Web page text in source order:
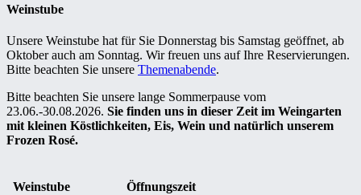
Weinstube
Unsere Weinstube hat für Sie Donnerstag bis Samstag geöffnet, ab
Oktober auch am Sonntag. Wir freuen uns auf Ihre Reservierungen.
Bitte beachten Sie unsere Themenabende.
Bitte beachten Sie unsere lange Sommerpause vom
23.06.-30.08.2026. Sie finden uns in dieser Zeit im Weingarten
mit kleinen Köstlichkeiten, Eis, Wein und natürlich unserem
Frozen Rosé.
Weinstube
Öffnungszeit